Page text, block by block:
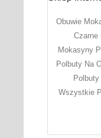
Obuwie
Czarne
Mokasyny
Polbuty Na
Wszystkie